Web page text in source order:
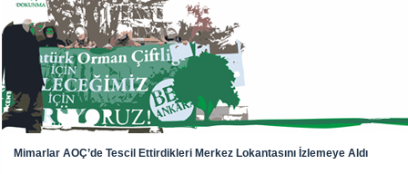
Mimarlar AOÇ’de Tescil Ettirdikleri Merkez Lokantasını İzlemeye Aldı